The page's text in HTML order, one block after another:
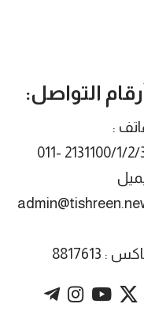
التواصل:
:
2131100/1/2/3/6
: 8817613